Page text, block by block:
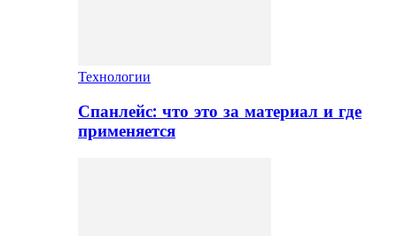
Технологии
Спанлейс: что это за материал и где
применяется